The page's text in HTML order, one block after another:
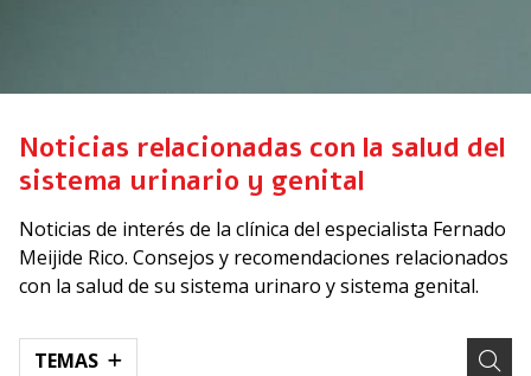
Noticias relacionadas con la salud del
sistema urinario y genital
Noticias de interés de la clínica del especialista Fernado
Meijide Rico. Consejos y recomendaciones relacionados
con la salud de su sistema urinaro y sistema genital.
TEMAS